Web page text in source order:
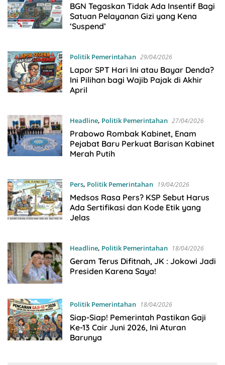
BGN Tegaskan Tidak Ada Insentif Bagi
Satuan Pelayanan Gizi yang Kena
‘Suspend’
Politik Pemerintahan 29/04/2026
Lapor SPT Hari Ini atau Bayar Denda?
Ini Pilihan bagi Wajib Pajak di Akhir
April
Headline, Politik Pemerintahan 27/04/2026
Prabowo Rombak Kabinet, Enam
Pejabat Baru Perkuat Barisan Kabinet
Merah Putih
Pers, Politik Pemerintahan 19/04/2026
Medsos Rasa Pers? KSP Sebut Harus
Ada Sertifikasi dan Kode Etik yang
Jelas
Headline, Politik Pemerintahan 18/04/2026
Geram Terus Difitnah, JK : Jokowi Jadi
Presiden Karena Saya!
Politik Pemerintahan 18/04/2026
Siap-Siap! Pemerintah Pastikan Gaji
Ke-13 Cair Juni 2026, Ini Aturan
Barunya